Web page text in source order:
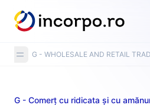
principal
G - WHOLESALE AND RETAIL
Cod CAEN 4613: Agenți
G - Comerț cu ridicata și cu